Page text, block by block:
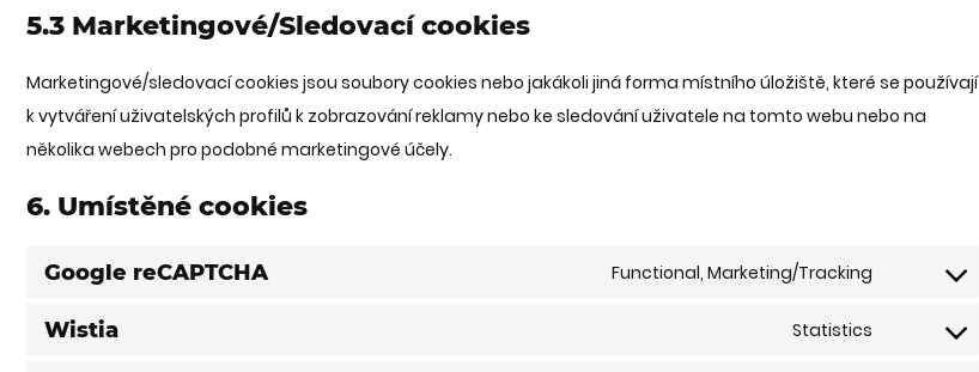
5.3 Marketingové/Sledovací cookies
Marketingové/sledovací cookies jsou soubory cookies nebo jakákoli jiná forma místního úložiště, které se používají
k vytváření uživatelských profilů k zobrazování reklamy nebo ke sledování uživatele na tomto webu nebo na
několika webech pro podobné marketingové účely.
6. Umístěné cookies
Google reCAPTCHA Functional, Marketing/Tracking
Consent
Wistia Statistics
Consent